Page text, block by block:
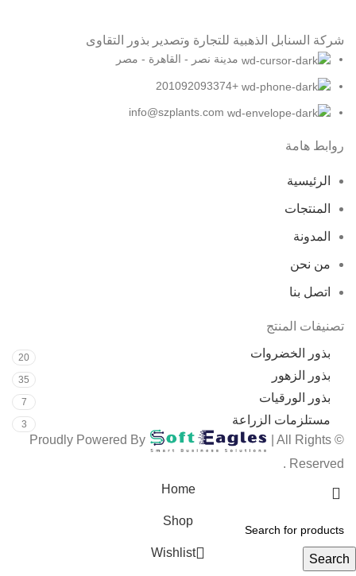
شركة السنابل الذهبية للتجارة وتصدير بذور التقاوى
مدينة نصر - القاهرة - مصر
+201092093374
info@szplants.com
روابط هامة
الرئيسية
المنتجات
المدونة
من نحن
اتصل بنا
تصنيفات المنتج
بذور الخضروات
20
بذور الزهور 35
بذور الورقيات 7
مستلزمات الزراعة 3
© Proudly Powered By
| All Rights
Reserved .
Search
Home
Shop
Wishlist